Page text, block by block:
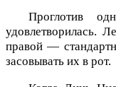
Проглотив
удовлетворилась.
правой —
засовывать их в рот.